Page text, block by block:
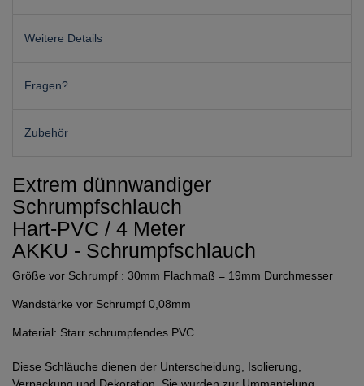
Weitere Details
Fragen?
Zubehör
Extrem dünnwandiger
Schrumpfschlauch
Hart-PVC / 4 Meter
AKKU - Schrumpfschlauch
Größe vor Schrumpf : 30mm Flachmaß = 19mm Durchmesser
Wandstärke vor Schrumpf 0,08mm
Material: Starr schrumpfendes PVC
Diese Schläuche dienen der Unterscheidung, Isolierung,